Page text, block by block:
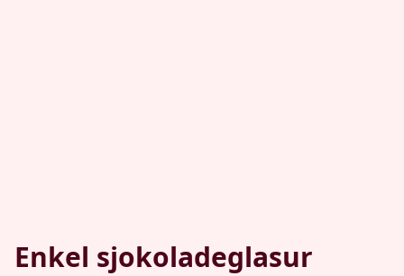
Enkel sjokoladeglasur